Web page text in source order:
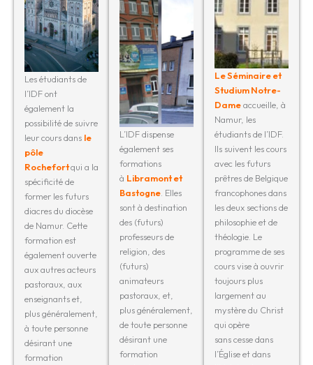
Les étudiants de
l’IDF ont
également la
possibilité de suivre
leur cours dans le
pôle
Rochefortqui a la
spécificité de
former les futurs
diacres du diocèse
de Namur. Cette
formation est
également ouverte
aux autres acteurs
pastoraux, aux
enseignants et,
plus généralement,
à toute personne
désirant une
formation
L’IDF dispense
également ses
formations
à Libramont et
Bastogne. Elles
sont à destination
des (futurs)
professeurs de
religion, des
(futurs)
animateurs
pastoraux, et,
plus généralement,
de toute personne
désirant une
formation
Le Séminaire et
Studium Notre-
Dameaccueille, à
Namur, les
étudiants de l’IDF.
Ils suivent les cours
avec les futurs
prêtres de Belgique
francophones dans
les deux sections de
philosophie et de
théologie. Le
programme de ses
cours vise à ouvrir
toujours plus
largement au
mystère du Christ
qui opère
sans cesse dans
l’Église et dans